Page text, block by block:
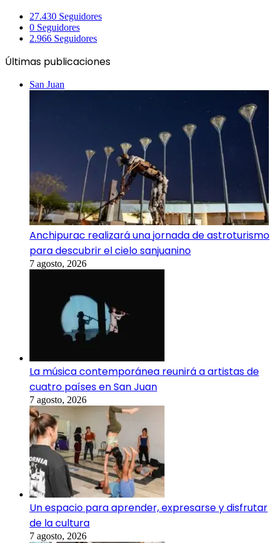
27.430 Seguidores
0 Seguidores
2.966 Seguidores
Últimas publicaciones
San Juan
Anchipurac realizará una jornada de astroturismo
para descubrir el cielo sanjuanino
7 agosto, 2026
La música contemporánea reunirá a artistas de
cuatro países en San Juan
7 agosto, 2026
Un espacio para aprender, expresarse y disfrutar
de la cultura
7 agosto, 2026